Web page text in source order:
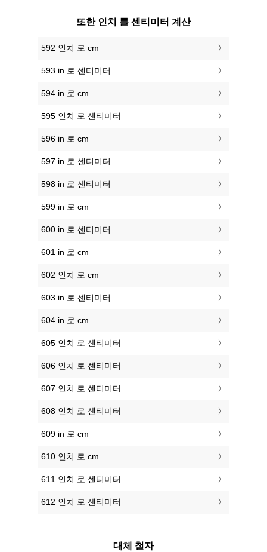
또한 인치 를 센티미터 계산
592 인치 로 cm
593 in 로 센티미터
594 in 로 cm
595 인치 로 센티미터
596 in 로 cm
597 in 로 센티미터
598 in 로 센티미터
599 in 로 cm
600 in 로 센티미터
601 in 로 cm
602 인치 로 cm
603 in 로 센티미터
604 in 로 cm
605 인치 로 센티미터
606 인치 로 센티미터
607 인치 로 센티미터
608 인치 로 센티미터
609 in 로 cm
610 인치 로 cm
611 인치 로 센티미터
612 인치 로 센티미터
대체 철자